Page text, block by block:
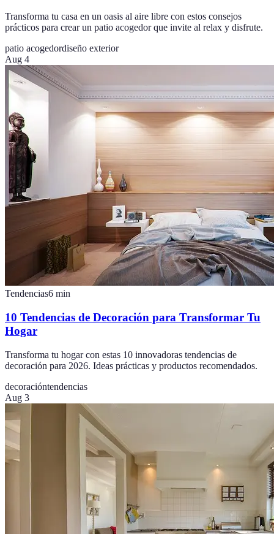
Transforma tu casa en un oasis al aire libre con estos consejos
prácticos para crear un patio acogedor que invite al relax y disfrute.
patio acogedordiseño exterior
Aug 4
Tendencias6 min
10 Tendencias de Decoración para Transformar Tu
Hogar
Transforma tu hogar con estas 10 innovadoras tendencias de
decoración para 2026. Ideas prácticas y productos recomendados.
decoracióntendencias
Aug 3